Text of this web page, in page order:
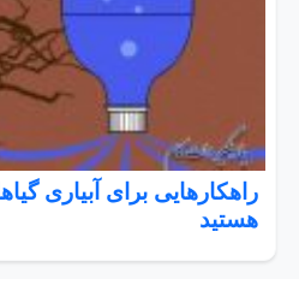
راهکارهایی برای آبیاری
هستید